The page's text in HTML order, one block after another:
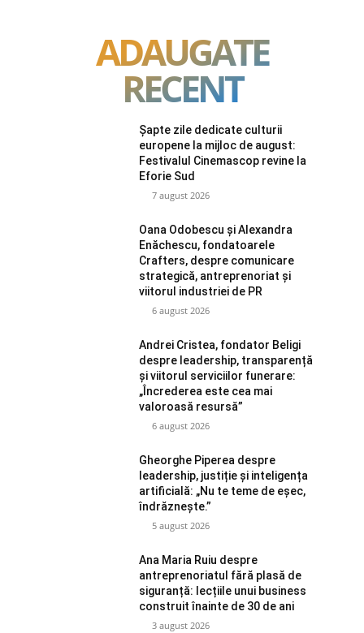
ADAUGATE
RECENT
Șapte zile dedicate culturii
europene la mijloc de august:
Festivalul Cinemascop revine la
Eforie Sud
7 august 2026
Oana Odobescu și Alexandra
Enăchescu, fondatoarele
Crafters, despre comunicare
strategică, antreprenoriat și
viitorul industriei de PR
6 august 2026
Andrei Cristea, fondator Beligi
despre leadership, transparență
și viitorul serviciilor funerare:
„Încrederea este cea mai
valoroasă resursă”
6 august 2026
Gheorghe Piperea despre
leadership, justiție și inteligența
artificială: „Nu te teme de eșec,
îndrăznește.”
5 august 2026
Ana Maria Ruiu despre
antreprenoriatul fără plasă de
siguranță: lecțiile unui business
construit înainte de 30 de ani
3 august 2026